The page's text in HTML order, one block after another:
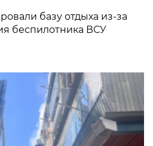
базу отдыха из-за
беспилотника ВСУ